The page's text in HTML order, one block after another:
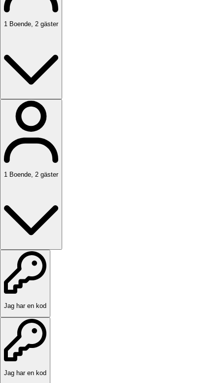
1 Boende, 2 gäster
1 Boende, 2 gäster
Jag har en kod
Jag har en kod